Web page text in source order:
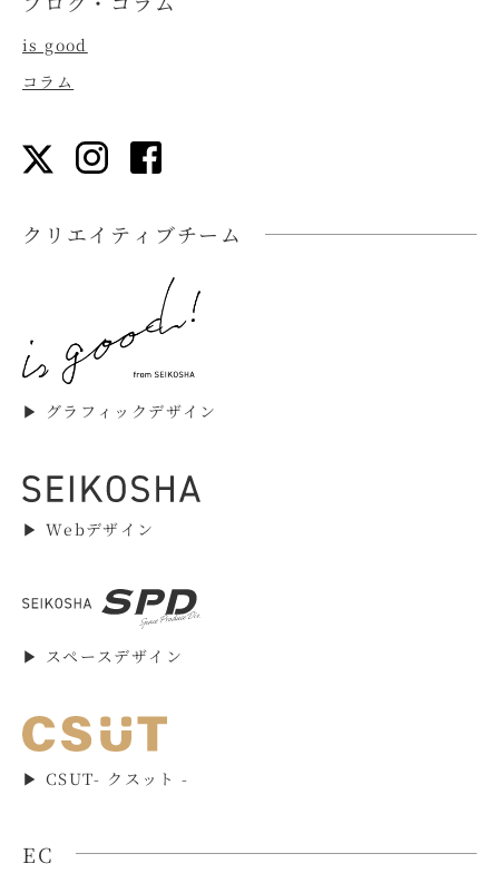
is good
コラム
クリエイティブチーム
▶︎ グラフィックデザイン
▶︎ Webデザイン
▶︎ スペースデザイン
▶︎ CSUT- クスット -
EC